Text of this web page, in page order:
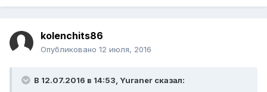
kolenchits86
Опубликовано 12 июля, 2016
В 12.07.2016 в 14:53, Yuraner сказал: